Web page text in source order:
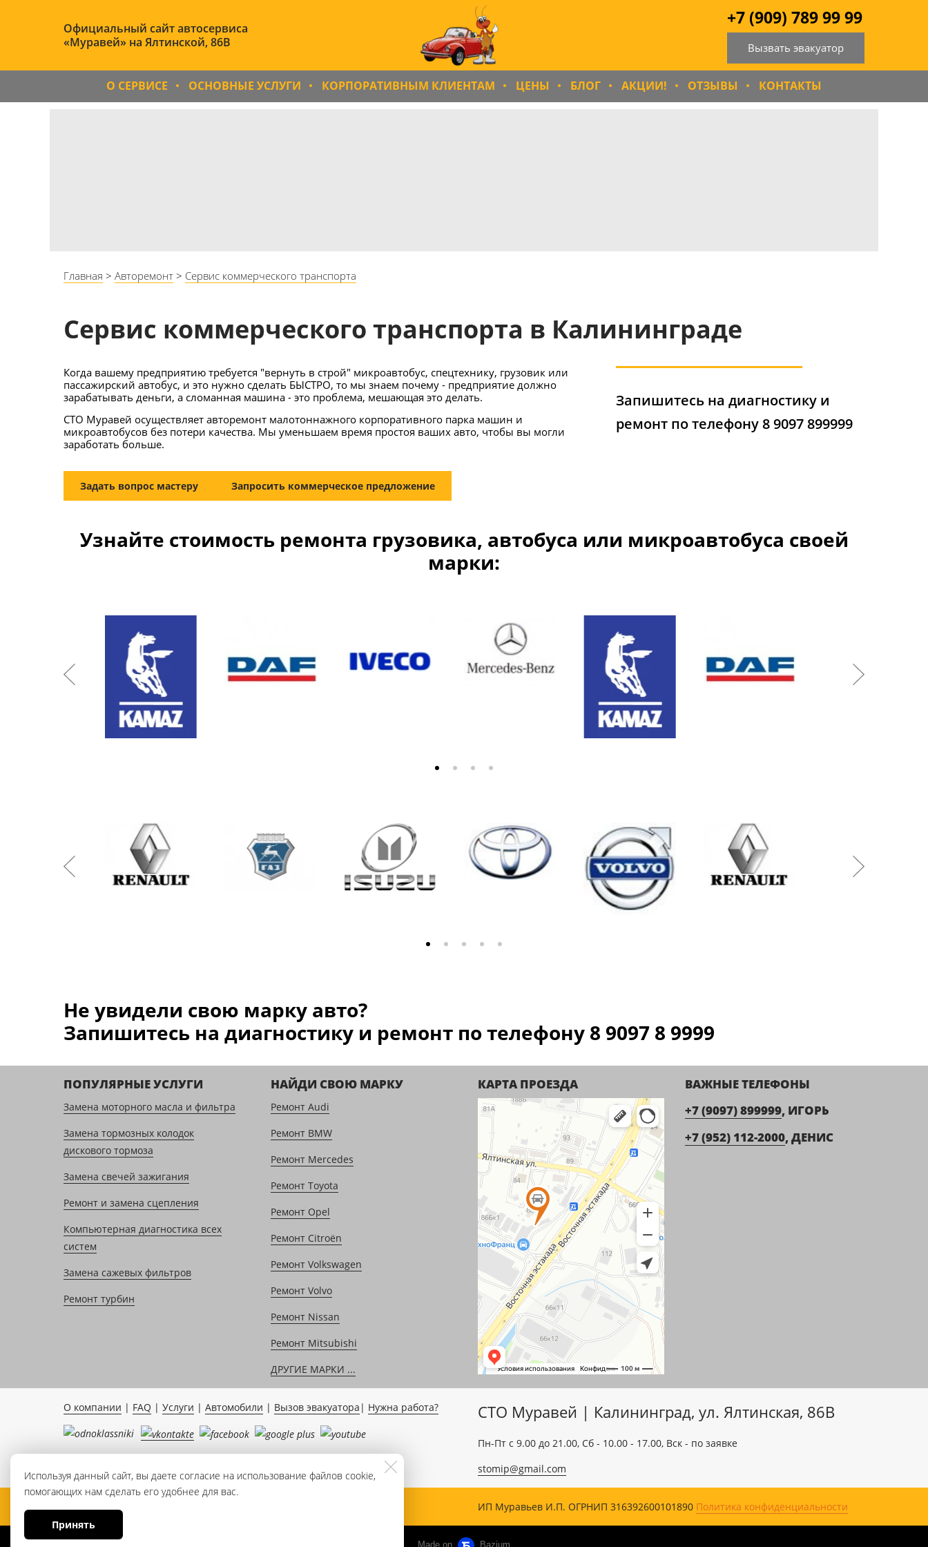
Официальный сайт автосервиса
«Муравей» на Ялтинской, 86B
+7 (909) 789 99 99
Вызвать эвакуатор
О СЕРВИСЕ ОСНОВНЫЕ УСЛУГИ КОРПОРАТИВНЫМ КЛИЕНТАМ ЦЕНЫ БЛОГ АКЦИИ! ОТЗЫВЫ КОНТАКТЫ
Главная > Авторемонт > Сервис коммерческого транспорта
Сервис коммерческого транспорта в Калининграде
Запишитесь на диагностику и
ремонт по телефону 8 9097 899999
Когда вашему предприятию требуется "вернуть в строй" микроавтобус, спецтехнику, грузовик или
пассажирский автобус, и это нужно сделать БЫСТРО, то мы знаем почему - предприятие должно
зарабатывать деньги, а сломанная машина - это проблема, мешающая это делать.
СТО Муравей осуществляет авторемонт малотоннажного корпоративного парка машин и
микроавтобусов без потери качества. Мы уменьшаем время простоя ваших авто, чтобы вы могли
заработать больше.
Задать вопрос мастеру Запросить коммерческое предложение
Узнайте стоимость ремонта грузовика, автобуса или микроавтобуса своей
марки:
Не увидели свою марку авто?
Запишитесь на диагностику и ремонт по телефону 8 9097 8 9999
ПОПУЛЯРНЫЕ УСЛУГИ
Замена моторного масла и фильтра
Замена тормозных колодок
дискового тормоза
Замена свечей зажигания
Ремонт и замена сцепления
Компьютерная диагностика всех
систем
Замена сажевых фильтров
Ремонт турбин
НАЙДИ СВОЮ МАРКУ
Ремонт Audi
Ремонт BMW
Ремонт Mercedes
Ремонт Toyota
Ремонт Opel
Ремонт Citroën
Ремонт Volkswagen
Ремонт Volvo
Ремонт Nissan
Ремонт Mitsubishi
ДРУГИЕ МАРКИ ...
КАРТА ПРОЕЗДА
ВАЖНЫЕ ТЕЛЕФОНЫ
+7 (9097) 899999, ИГОРЬ
+7 (952) 112-2000, ДЕНИС
О компании | FAQ | Услуги | Автомобили | Вызов эвакуатора | Нужна работа? СТО Муравей | Калининград, ул. Ялтинская, 86B
Пн-Пт c 9.00 до 21.00, Сб - 10.00 - 17.00, Вск - по заявке
stomip@gmail.com
© 2000-2025 Автосервис «Муравей» ИП Муравьев И.П. ОГРНИП 316392600101890 Политика конфиденциальности
Используя данный сайт, вы даете согласие на использование файлов cookie,
помогающих нам сделать его удобнее для вас.
Принять
Made on Bazium